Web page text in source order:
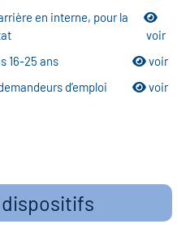
en interne, pour la
voir
16-25 ans
voir
d’emploi
voir
dispositifs